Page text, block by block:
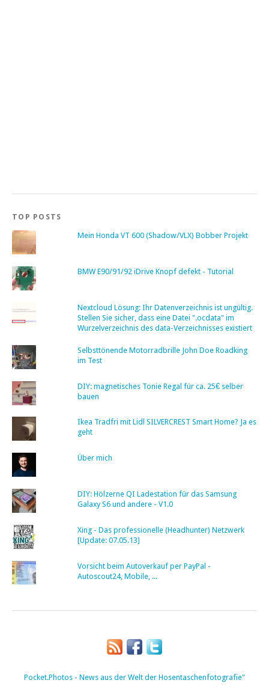
TOP POSTS
Mein Honda VT 600 (Shadow/VLX) Bobber Projekt
BMW E90/91/92 iDrive Knopf defekt - Tutorial
Nextcloud Lösung: Ihr Datenverzeichnis ist ungültig.
Stellen Sie sicher, dass eine Datei ".ocdata" im
Wurzelverzeichnis des data-Verzeichnisses existiert
Selbsttönende Motorradbrille John Doe Roadking
im Test
DIY: magnetisches Tonie Regal für ca. 25€ selber
bauen
Ikea Tradfri mit Lidl SILVERCREST Smart Home? Ja es
geht
Über mich
DIY: Hölzerne QI Ladestation für das Samsung
Galaxy S6 und andere - V1.0
Xing - Das professionelle (Headhunter) Netzwerk
[Update: 07.05.13]
Vorsicht beim Autoverkauf per PayPal -
Autoscout24, Mobile, ...
Pocket.Photos - News aus der Welt der Hosentaschenfotografie"